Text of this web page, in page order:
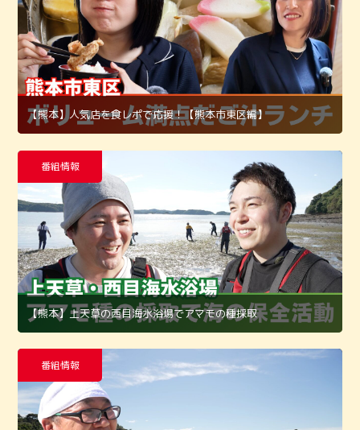
【熊本】人気店を食レポで応援！【熊本市東区編】
番組情報
【熊本】上天草の西目海水浴場でアマモの種採取
番組情報